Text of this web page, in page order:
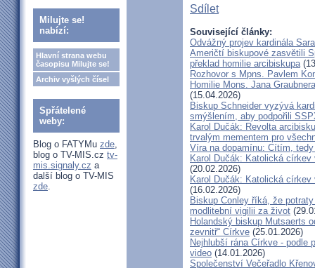
Milujte se!
nabízí:
Hlavní strana webu
časopisu Milujte se!
Archiv vyšlých čísel
Spřátelené
weby:
Blog o FATYMu zde,
blog o TV-MIS.cz tv-
mis.signaly.cz a
další blog o TV-MIS
zde.
Sdílet
Související články:
Odvážný projev kardinála
Američtí biskupové zasvětili
překlad homilie arcibiskupa
Rozhovor s Mpns. Pavlem
Homilie Mons. Jana
(15.04.2026)
Biskup Schneider vyzývá
smýšlením, aby podpořili
Karol Dučák: Revolta
trvalým mementem pro
Víra na dopamínu: Cítím,
Karol Dučák: Katolická
(20.02.2026)
Karol Dučák: Katolická
(16.02.2026)
Biskup Conley říká, že
modlitební vigilii za život
Holandský biskup Mutsaerts
zevnitř“ Církve (25.01.2026)
Nejhlubší rána Církve - podle
video (14.01.2026)
Společenství Večeřadlo